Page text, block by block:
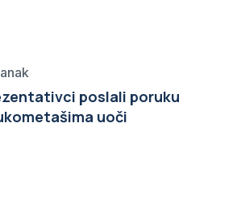
poslali poruku
uoči